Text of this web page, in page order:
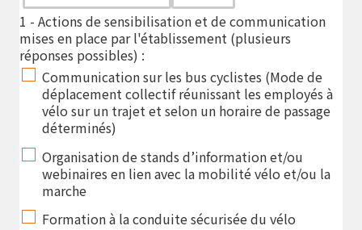
1 - Actions de sensibilisation et de communication
mises en place par l'établissement (plusieurs
réponses possibles) :
Communication sur les bus cyclistes (Mode de
déplacement collectif réunissant les employés à
vélo sur un trajet et selon un horaire de passage
déterminés)
Organisation de stands d’information et/ou
webinaires en lien avec la mobilité vélo et/ou la
marche
Formation à la conduite sécurisée du vélo